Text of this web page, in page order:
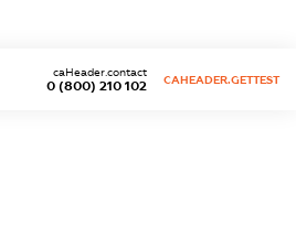
0 (800) 210 102
caHeader.contact
CAHEADER.GETTEST